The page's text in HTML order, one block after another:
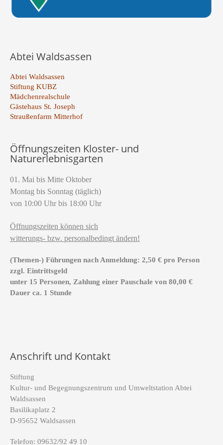
Abtei Waldsassen
Abtei Waldsassen
Stiftung KUBZ
Mädchenrealschule
Gästehaus St. Joseph
Straußenfarm Mitterhof
Öffnungszeiten Kloster- und
Naturerlebnisgarten
01. Mai bis Mitte Oktober
Montag bis Sonntag (täglich)
von 10:00 Uhr bis 18:00 Uhr
Öffnungszeiten können sich
witterungs- bzw. personalbedingt ändern!
(Themen-) Führungen nach Anmeldung: 2,50 € pro Person
zzgl. Eintrittsgeld
unter 15 Personen, Zahlung einer Pauschale von 80,00 €
Dauer ca. 1 Stunde
Anschrift und Kontakt
Stiftung
Kultur- und Begegnungszentrum und Umweltstation Abtei
Waldsassen
Basilikaplatz 2
D-95652 Waldsassen
Telefon: 09632/92 49 10